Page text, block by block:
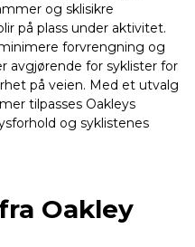
og sklisikre
på plass under aktivitet.
forvrengning og
avgjørende for syklister for
på veien. Med et utvalg
tilpasses Oakleys
og syklistenes
Oakley